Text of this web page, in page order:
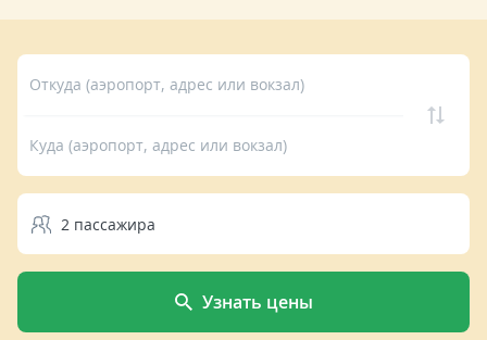
Откуда (аэропорт, адрес или вокзал)
Куда (аэропорт, адрес или вокзал)
2 пассажира
Узнать цены